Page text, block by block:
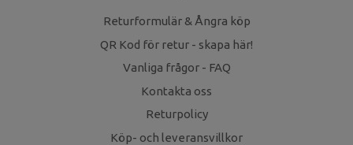
Returformulär & Ångra köp
QR Kod för retur - skapa här!
Vanliga frågor - FAQ
Kontakta oss
Returpolicy
Köp- och leveransvillkor